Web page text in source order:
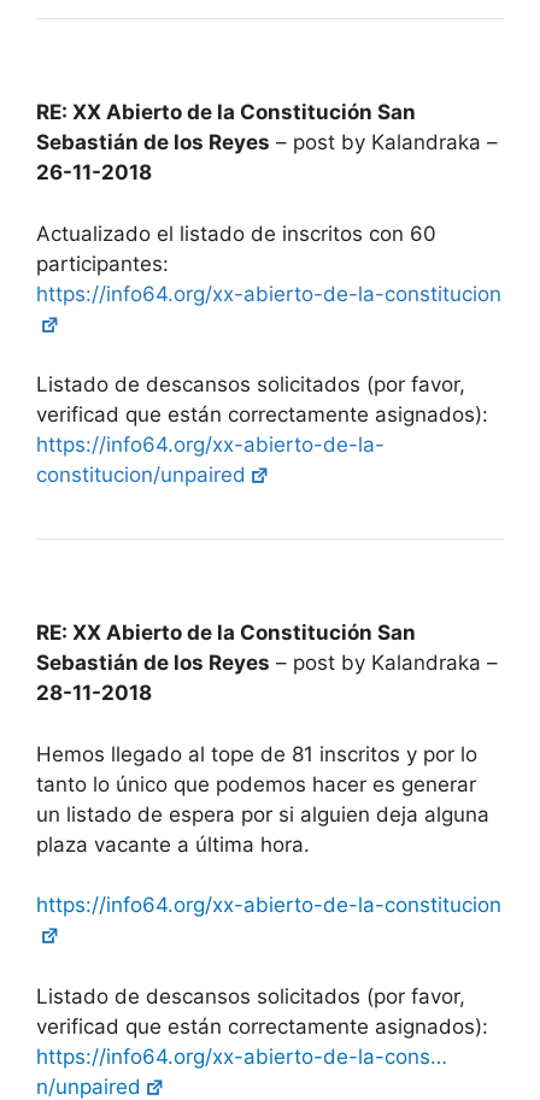
RE: XX Abierto de la Constitución San
Sebastián de los Reyes – post by Kalandraka –
26-11-2018
Actualizado el listado de inscritos con 60
participantes:
https://info64.org/xx-abierto-de-la-constitucion
Listado de descansos solicitados (por favor,
verificad que están correctamente asignados):
https://info64.org/xx-abierto-de-la-
constitucion/unpaired
RE: XX Abierto de la Constitución San
Sebastián de los Reyes – post by Kalandraka –
28-11-2018
Hemos llegado al tope de 81 inscritos y por lo
tanto lo único que podemos hacer es generar
un listado de espera por si alguien deja alguna
plaza vacante a última hora.
https://info64.org/xx-abierto-de-la-constitucion
Listado de descansos solicitados (por favor,
verificad que están correctamente asignados):
https://info64.org/xx-abierto-de-la-cons…
n/unpaired